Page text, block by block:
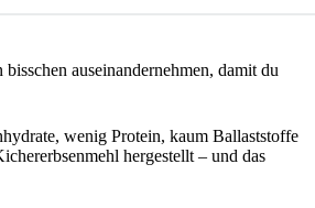
auseinandernehmen, damit du
wenig Protein, kaum Ballaststoffe
hergestellt – und das